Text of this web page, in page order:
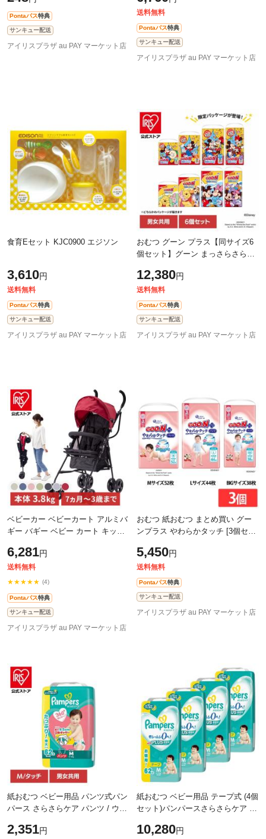
Pontaパス特典
サンキュー配送
アイリスプラザ au PAY マーケット店
送料無料
Pontaパス特典
サンキュー配送
アイリスプラザ au PAY マーケット店
食育Eセット KJC0900 エジソン
3,610円
送料無料
Pontaパス特典
サンキュー配送
アイリスプラザ au PAY マーケット店
おむつ グーン プラス【同サイズ6
個セット】グーン まっさらさら通
イズ BIGより大きいサイズ 同サイ
ズ6
12,380円
送料無料
Pontaパス特典
サンキュー配送
アイリスプラザ au PAY マーケット店
ベビーカー ベビーカート アルミバ
ギー バギー ベビー カート キッズ
子供
6,281円
送料無料
★★★★★ (4)
Pontaパス特典
サンキュー配送
アイリスプラザ au PAY マーケット店
おむつ 紙おむつ まとめ買い グー
ンプラス やわらかタッチ [3個セッ
ベビー パンツタイプ GooNプラス
ベ
5,450円
送料無料
Pontaパス特典
サンキュー配送
アイリスプラザ au PAY マーケット店
紙おむつ ベビー用品 パンツ式パン
パース さらさらケア パンツ / ウル
12kg） P&G 紙おむつ ベビー用品
2,351円
紙おむつ ベビー用品 テープ式 (4個
セット)パンパースさらさらケア テ
（6-11kg） P&G 紙おむつ ベビー
10,280円